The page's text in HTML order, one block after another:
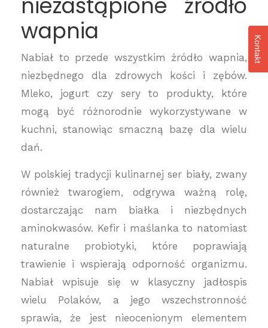
wapnia
Nabiał to przede wszystkim źródło wapnia,
niezbędnego dla zdrowych kości i zębów.
Mleko, jogurt czy sery to produkty, które
mogą być różnorodnie wykorzystywane w
kuchni, stanowiąc smaczną bazę dla wielu
dań.
W polskiej tradycji kulinarnej ser biały, zwany
również twarogiem, odgrywa ważną rolę,
dostarczając nam białka i niezbędnych
aminokwasów. Kefir i maślanka to natomiast
naturalne probiotyki, które poprawiają
trawienie i wspierają odporność organizmu.
Nabiał wpisuje się w klasyczny jadłospis
wielu Polaków, a jego wszechstronność
sprawia, że jest nieocenionym elementem
Kontakt